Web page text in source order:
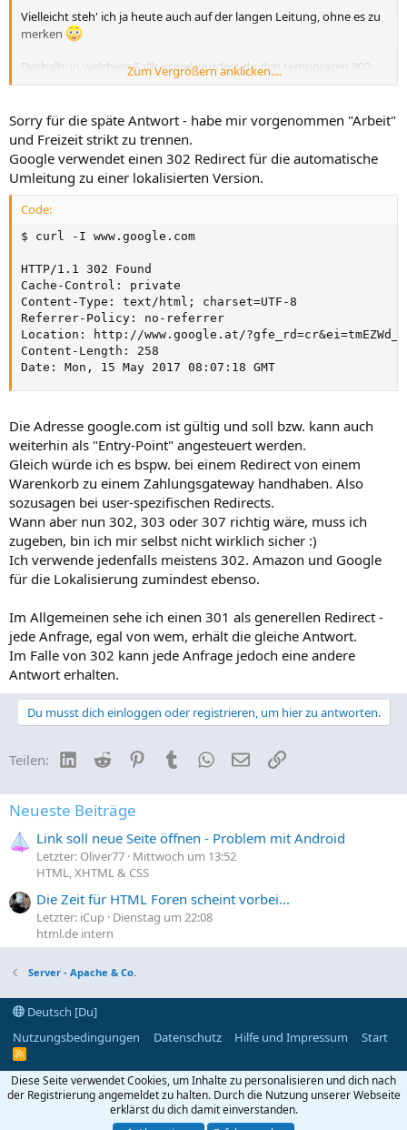
Vielleicht steh' ich ja heute auch auf der langen Leitung, ohne es zu
merken
Deshalb: in welchem Fallbeispiel würdest du den temporären 302-
Redirect anwenden?
Zum Vergrößern anklicken....
Sorry für die späte Antwort - habe mir vorgenommen "Arbeit"
und Freizeit strikt zu trennen.
Google verwendet einen 302 Redirect für die automatische
Umleitung zu einer lokalisierten Version.
Code:
$ curl -I www.google.com
HTTP/1.1 302 Found
Cache-Control: private
Content-Type: text/html; charset=UTF-8
Referrer-Policy: no-referrer
Location: http://www.google.at/
Content-Length: 258
Date: Mon, 15 May 2017 08:07:18 GMT
Die Adresse google.com ist gültig und soll bzw. kann auch
weiterhin als "Entry-Point" angesteuert werden.
Gleich würde ich es bspw. bei einem Redirect von einem
Warenkorb zu einem Zahlungsgateway handhaben. Also
sozusagen bei user-spezifischen Redirects.
Wann aber nun 302, 303 oder 307 richtig wäre, muss ich
zugeben, bin ich mir selbst nicht wirklich sicher :)
Ich verwende jedenfalls meistens 302. Amazon und Google
für die Lokalisierung zumindest ebenso.
Im Allgemeinen sehe ich einen 301 als generellen Redirect -
jede Anfrage, egal von wem, erhält die gleiche Antwort.
Im Falle von 302 kann jede Anfrage jedoch eine andere
Antwort erhalten.
Du musst dich einloggen oder registrieren, um hier zu antworten.
Teilen: LinkedIn
Reddit PinterestTumblrWhatsApp
E-MailLink
Neueste Beiträge
Link soll neue Seite öffnen - Problem mit Android
Letzter: Oliver77 Mittwoch um 13:52
HTML, XHTML & CSS
Die Zeit für HTML Foren scheint vorbei...
Letzter: iCup Dienstag um 22:08
html.de intern
Server - Apache & Co.
Deutsch [Du]
Nutzungsbedingungen
Datenschutz Hilfe und Impressum Start
R
S
S
Diese Seite verwendet Cookies, um Inhalte zu personalisieren und dich nach
der Registrierung angemeldet zu halten. Durch die Nutzung unserer Webseite
erklärst du dich damit einverstanden.